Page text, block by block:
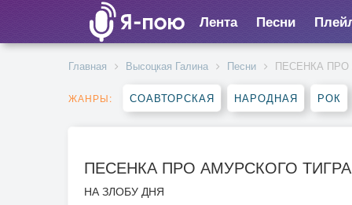
Лента Песни
Главная Высоцкая Галина Песни ПЕСЕНКА ПРО
ЖАНРЫ: СОАВТОРСКАЯ НАРОДНАЯ РОК
ПЕСЕНКА ПРО АМУРСКОГО ТИГРА
НА ЗЛОБУ ДНЯ